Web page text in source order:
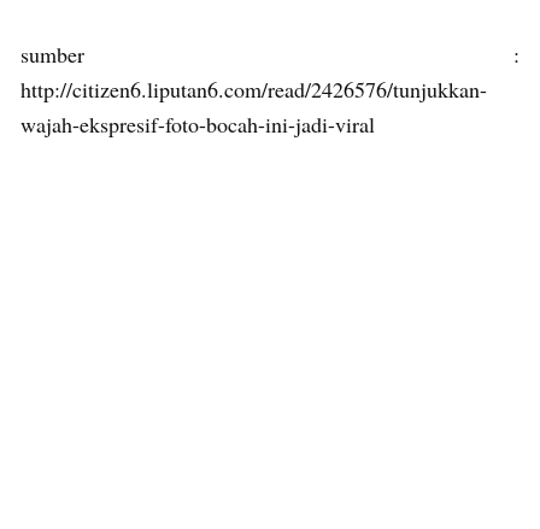
sumber :
http://citizen6.liputan6.com/read/2426576/tunjukkan-
wajah-ekspresif-foto-bocah-ini-jadi-viral